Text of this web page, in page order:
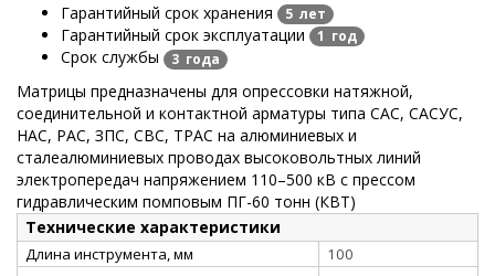
Гарантийный срок хранения 5 лет
Гарантийный срок эксплуатации 1 год
Срок службы 3 года
Матрицы предназначены для опрессовки натяжной,
соединительной и контактной арматуры типа САС, САСУС,
НАС, РАС, ЗПС, СВС, ТРАС на алюминиевых и
сталеалюминиевых проводах высоковольтных линий
электропередач напряжением 110–500 кВ с прессом
гидравлическим помповым ПГ-60 тонн (КВТ)
Технические характеристики
Длина инструмента, мм
100